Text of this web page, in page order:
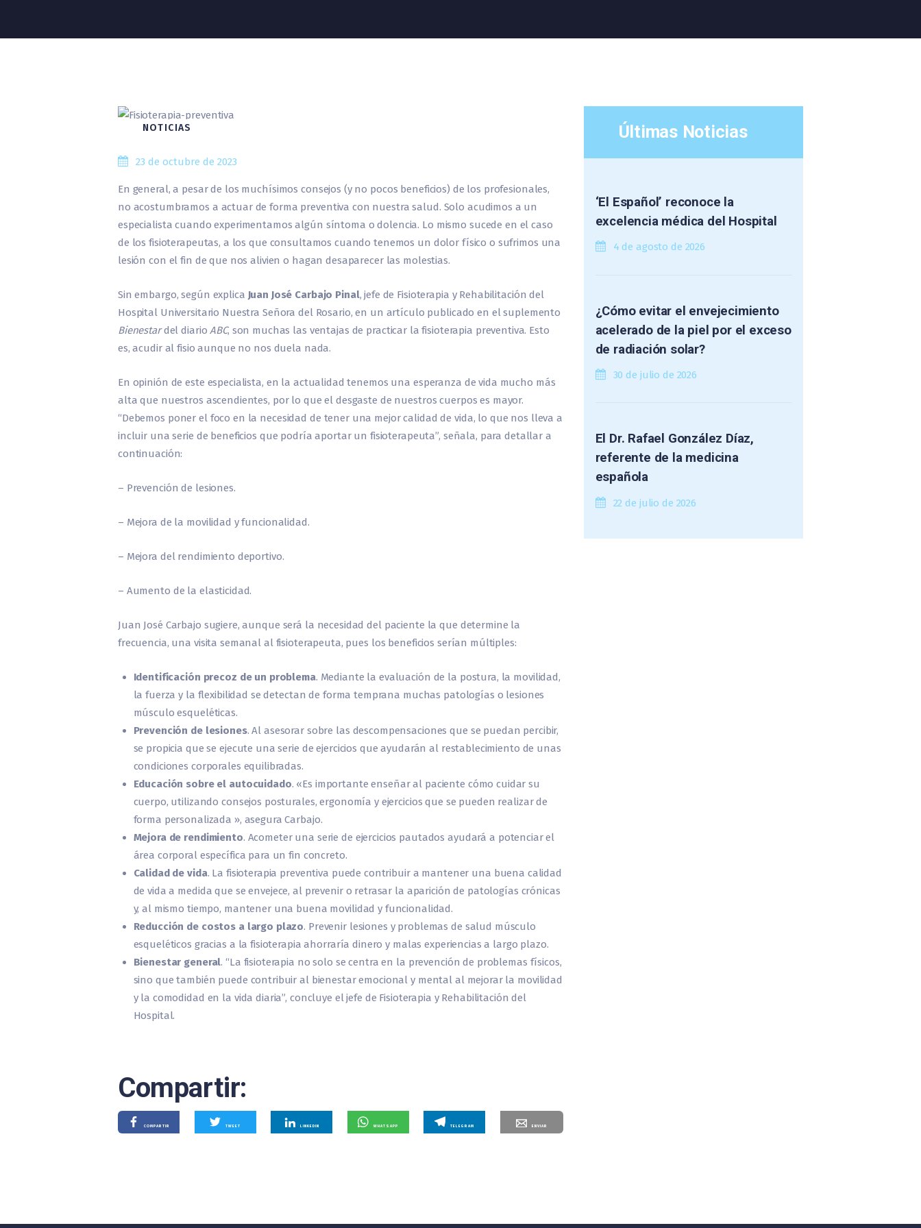
NOTICIAS
23 de octubre de 2023
En general, a pesar de los muchísimos consejos (y no pocos beneficios) de los profesionales,
no acostumbramos a actuar de forma preventiva con nuestra salud. Solo acudimos a un
especialista cuando experimentamos algún síntoma o dolencia. Lo mismo sucede en el caso
de los fisioterapeutas, a los que consultamos cuando tenemos un dolor físico o sufrimos una
lesión con el fin de que nos alivien o hagan desaparecer las molestias.
Sin embargo, según explica Juan José Carbajo Pinal, jefe de Fisioterapia y Rehabilitación del
Hospital Universitario Nuestra Señora del Rosario, en un artículo publicado en el suplemento
Bienestardel diarioABC, son muchas las ventajas de practicar la fisioterapia preventiva. Esto
es, acudir al fisio aunque no nos duela nada.
En opinión de este especialista, en la actualidad tenemos una esperanza de vida mucho más
alta que nuestros ascendientes, por lo que el desgaste de nuestros cuerpos es mayor.
“Debemos poner el foco en la necesidad de tener una mejor calidad de vida, lo que nos lleva a
incluir una serie de beneficios que podría aportar un fisioterapeuta”, señala, para detallar a
continuación:
– Prevención de lesiones.
– Mejora de la movilidad y funcionalidad.
– Mejora del rendimiento deportivo.
– Aumento de la elasticidad.
Juan José Carbajo sugiere, aunque será la necesidad del paciente la que determine la
frecuencia, una visita semanal al fisioterapeuta, pues los beneficios serían múltiples:
Identificación precoz de un problema. Mediante la evaluación de la postura, la movilidad,
la fuerza y la flexibilidad se detectan de forma temprana muchas patologías o lesiones
músculo esqueléticas.
Prevención de lesiones. Al asesorar sobre las descompensaciones que se puedan percibir,
se propicia que se ejecute una serie de ejercicios que ayudarán al restablecimiento de unas
condiciones corporales equilibradas.
Educación sobre el autocuidado. «Es importante enseñar al paciente cómo cuidar su
cuerpo, utilizando consejos posturales, ergonomía y ejercicios que se pueden realizar de
forma personalizada », asegura Carbajo.
Mejora de rendimiento. Acometer una serie de ejercicios pautados ayudará a potenciar el
área corporal específica para un fin concreto.
Calidad de vida. La fisioterapia preventiva puede contribuir a mantener una buena calidad
de vida a medida que se envejece, al prevenir o retrasar la aparición de patologías crónicas
y, al mismo tiempo, mantener una buena movilidad y funcionalidad.
Reducción de costos a largo plazo. Prevenir lesiones y problemas de salud músculo
esqueléticos gracias a la fisioterapia ahorraría dinero y malas experiencias a largo plazo.
Bienestar general. “La fisioterapia no solo se centra en la prevención de problemas físicos,
sino que también puede contribuir al bienestar emocional y mental al mejorar la movilidad
y la comodidad en la vida diaria”, concluye el jefe de Fisioterapia y Rehabilitación del
Hospital.
Compartir:
COMPARTIR TWEET LINKEDIN WHATSAPP TELEGRAM ENVIAR
Últimas Noticias
‘El Español’ reconoce la
excelencia médica del Hospital
4 de agosto de 2026
¿Cómo evitar el envejecimiento
acelerado de la piel por el exceso
de radiación solar?
30 de julio de 2026
El Dr. Rafael González Díaz,
referente de la medicina
española
22 de julio de 2026